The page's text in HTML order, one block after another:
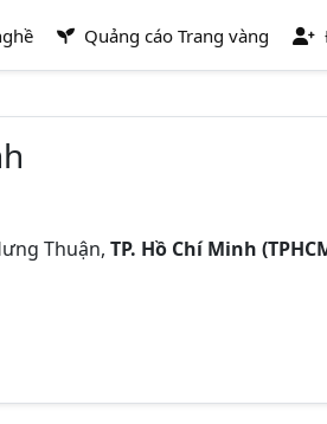
Quảng cáo Trang vàng
Thuận, TP. Hồ Chí Minh